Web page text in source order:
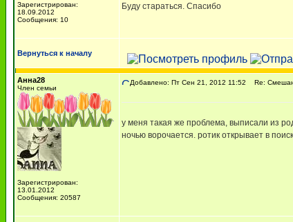
Зарегистрирован:
18.09.2012
Сообщения: 10
Буду стараться. Спасибо
Вернуться к началу
Анна28
Член семьи
Зарегистрирован:
13.01.2012
Сообщения: 20587
Добавлено: Пт Сен 21, 2012 11:52 Re:
у меня такая же проблема, выписали из
ночью ворочается. ротик открывает в